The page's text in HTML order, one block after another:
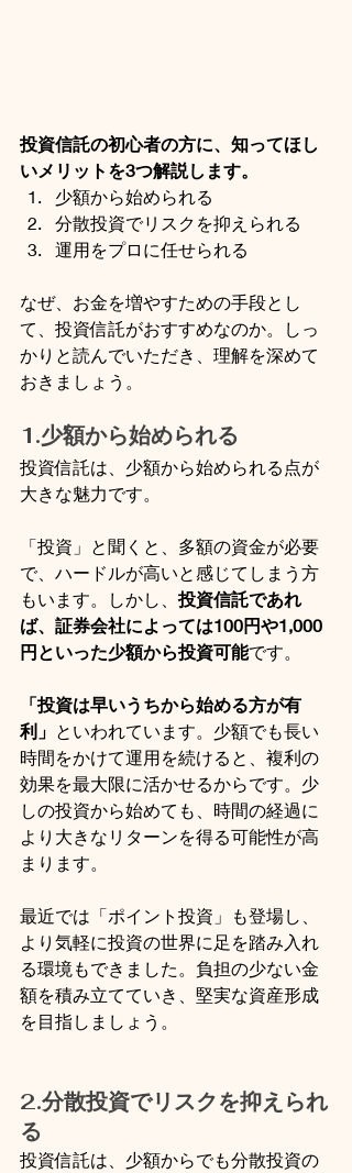
投資信託の初心者の方に、知ってほし
いメリットを3つ解説します。
少額から始められる
分散投資でリスクを抑えられる
運用をプロに任せられる
なぜ、お金を増やすための手段とし
て、投資信託がおすすめなのか。しっ
かりと読んでいただき、理解を深めて
おきましょう。
1.少額から始められる
投資信託は、少額から始められる点が
大きな魅力です。
「投資」と聞くと、多額の資金が必要
で、ハードルが高いと感じてしまう方
もいます。しかし、投資信託であれ
ば、証券会社によっては100円や1,000
円といった少額から投資可能です。
「投資は早いうちから始める方が有
利」 といわれています。少額でも長い
時間をかけて運用を続けると、複利の
効果を最大限に活かせるからです。少
しの投資から始めても、時間の経過に
より大きなリターンを得る可能性が高
まります。
最近では「ポイント投資」も登場し、
より気軽に投資の世界に足を踏み入れ
る環境もできました。負担の少ない金
額を積み立てていき、堅実な資産形成
を目指しましょう。
2.分散投資でリスクを抑えられ
る
投資信託は、少額からでも分散投資の